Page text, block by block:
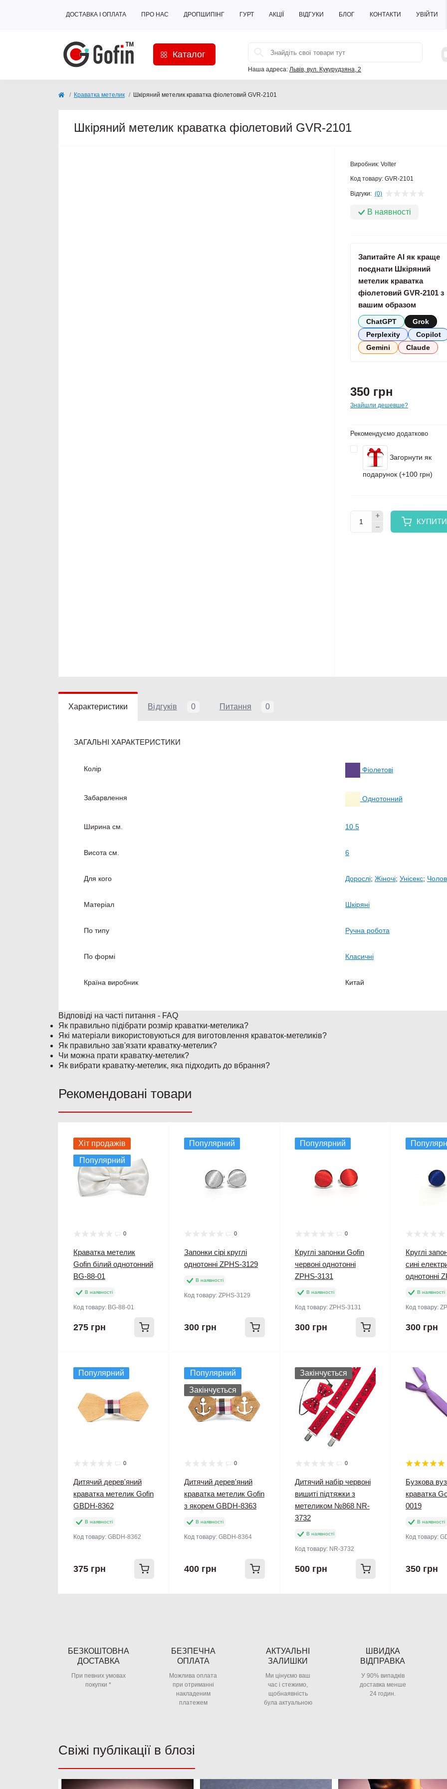
ДОСТАВКА І ОПЛАТА ПРО НАС ДРОПШИПІНГ ГУРТ АКЦІЇ ВІДГУКИ БЛОГ КОНТАКТИ УВІЙТИ
Каталог
Наша адреса: Львів, вул. Кукурудзяна, 2
Краватка метелик Шкіряний метелик краватка фіолетовий GVR-2101
Шкіряний метелик краватка фіолетовий GVR-2101
Виробник: Volter
Код товару: GVR-2101
Відгуки: (0)
В наявності
Запитайте AI як краще
поєднати Шкіряний
метелик краватка
фіолетовий GVR-2101 з
вашим образом
ChatGPT
Grok
Perplexity
Copilot
Gemini
Claude
350 грн
Знайшли дешевше?
Рекомендуємо додатково
Загорнути як
подарунок (+100 грн)
КУПИТИ
Характеристики Відгуків 0 Питання 0
ЗАГАЛЬНІ ХАРАКТЕРИСТИКИ
Колір Фіолетові
Забарвлення Однотонний
Ширина см. 10.5
Висота см. 6
Для кого Дорослі; Жіночі; Унісекс;
Матеріал Шкіряні
По типу Ручна робота
По формі Класичні
Країна виробник Китай
Відповіді на часті питання - FAQ
Як правильно підібрати розмір краватки-метелика?
Які матеріали використовуються для виготовлення краваток-метеликів?
Як правильно зав'язати краватку-метелик?
Чи можна прати краватку-метелик?
Як вибрати краватку-метелик, яка підходить до вбрання?
Рекомендовані товари
Хіт продажів
Популярний
0
Краватка метелик
Gofin білий однотонний
BG-88-01
В наявності
Код товару: BG-88-01
275 грн
Популярний
0
Запонки сірі круглі
однотонні ZPHS-3129
В наявності
Код товару: ZPHS-3129
300 грн
Популярний
0
Круглі запонки Gofin
червоні однотонні
ZPHS-3131
В наявності
Код товару: ZPHS-3131
300 грн
Круглі
сині
однотонні
В наявності
Код товару:
300 грн
Популярний
0
Дитячий дерев'яний
краватка метелик Gofin
GBDH-8362
В наявності
Код товару: GBDH-8362
375 грн
Популярний
Закінчується
0
Дитячий дерев'яний
краватка метелик Gofin
з якорем GBDH-8363
В наявності
Код товару: GBDH-8364
400 грн
Закінчується
0
Дитячий набір червоні
вишиті підтяжки з
метеликом №868 NR-
3732
В наявності
Код товару: NR-3732
500 грн
Бузкова
краватка
0019
В наявності
Код товару:
350 грн
БЕЗКОШТОВНА
ДОСТАВКА
При певних умовах
покупки *
БЕЗПЕЧНА
ОПЛАТА
Можлива оплата
при отриманні
накладеним
платежем
АКТУАЛЬНІ
ЗАЛИШКИ
Ми цінуємо ваш
час і стежимо,
щобнаявність
була актуальною
ШВИДКА
ВІДПРАВКА
У 90% випадків
доставка менше
24 годин.
Свіжі публікації в блозі